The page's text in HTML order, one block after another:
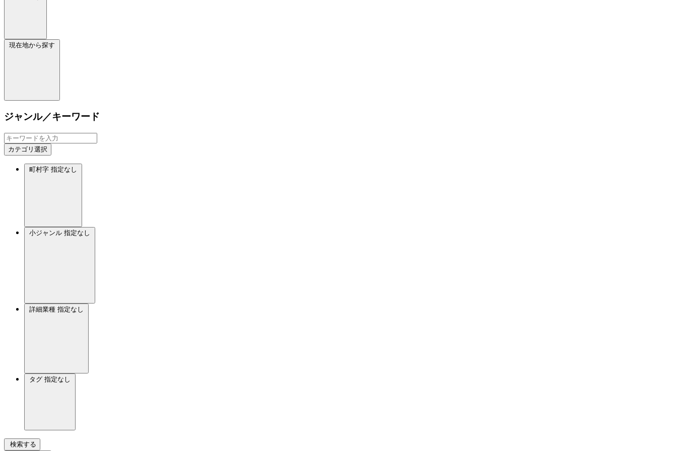
現在地から探す
ジャンル／キーワード
カテゴリ選択
町村字 指定なし
小ジャンル 指定なし
詳細業種 指定なし
タグ 指定なし
検索する